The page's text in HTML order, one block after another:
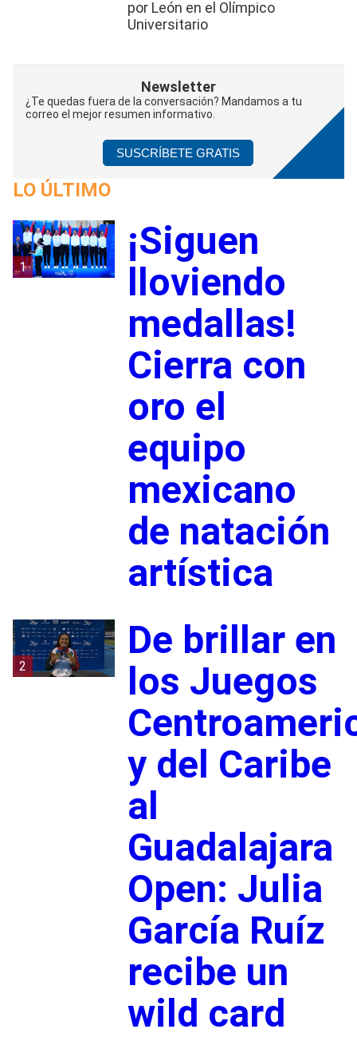
por León en el Olímpico
Universitario
Newsletter
¿Te quedas fuera de la conversación? Mandamos a tu
correo el mejor resumen informativo.
SUSCRÍBETE GRATIS
LO ÚLTIMO
1
¡Siguen
lloviendo
medallas!
Cierra con
oro el
equipo
mexicano
de natación
artística
2
De brillar en
los Juegos
y del Caribe
al
Guadalajara
Open: Julia
García Ruíz
recibe un
wild card